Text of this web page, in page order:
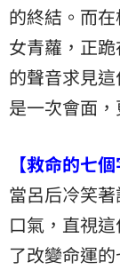
的終結。而
女青蘿，正
的聲音求見
是一次會面
【救命的七
當呂后冷笑
口氣，直視
了改變命運的